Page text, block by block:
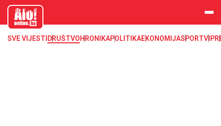
aloonline.b
SVE VIJESTI DRUŠTVOHRONIKAPOLITIKAEKONOMIJASPORTVIP